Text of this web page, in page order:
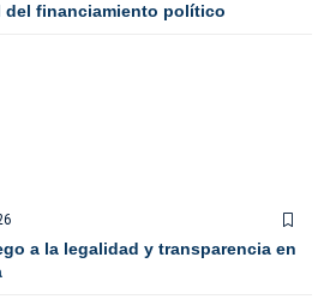
financiamiento político
a la legalidad y transparencia en